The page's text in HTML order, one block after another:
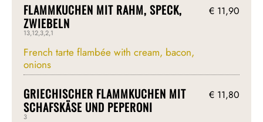
FLAMMKUCHEN MIT RAHM, SPECK,
ZWIEBELN
13,12,3,2,1
French tarte flambée with cream, bacon,
onions
€ 11,90
GRIECHISCHER FLAMMKUCHEN MIT
SCHAFSKÄSE UND PEPERONI
3
€ 11,80